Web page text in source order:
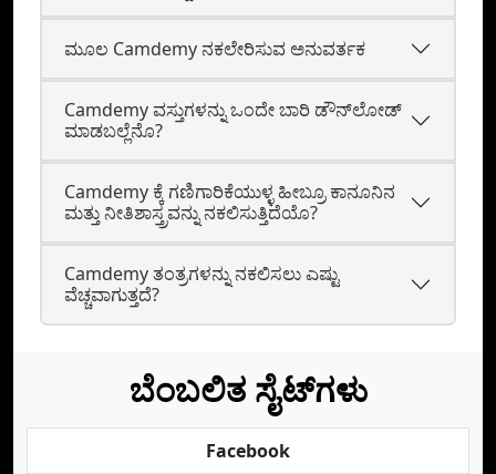
ಮೂಲ Camdemy ನಕಲೇರಿಸುವ ಅನುವರ್ತಕ
Camdemy ವಸ್ತುಗಳನ್ನು ಒಂದೇ ಬಾರಿ ಡೌನ್‌ಲೋಡ್
ಮಾಡಬಲ್ಲೆನೊ?
Camdemy ಕ್ಕೆ ಗಣಿಗಾರಿಕೆಯುಳ್ಳ ಹೀಬ್ರೂ ಕಾನೂನಿನ
ಮತ್ತು ನೀತಿಶಾಸ್ತ್ರವನ್ನು ನಕಲಿಸುತ್ತಿದೆಯೊ?
Camdemy ತಂತ್ರಗಳನ್ನು ನಕಲಿಸಲು ಎಷ್ಟು
ವೆಚ್ಚವಾಗುತ್ತದೆ?
ಬೆಂಬಲಿತ ಸೈಟ್‌ಗಳು
Facebook